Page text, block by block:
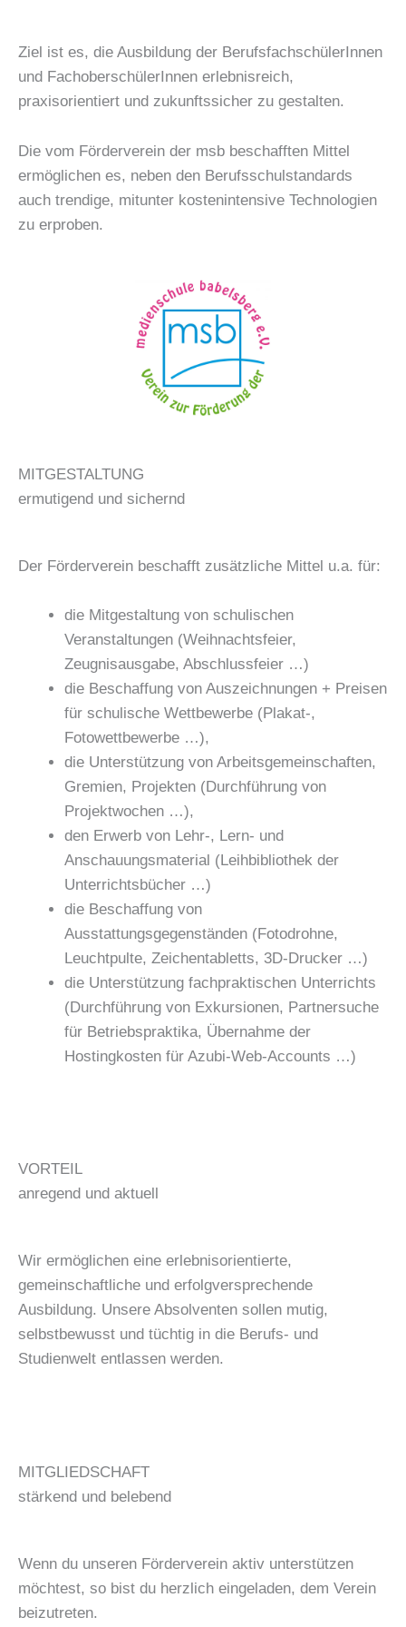
Ziel ist es, die Ausbildung der BerufsfachschülerInnen
und FachoberschülerInnen erlebnisreich,
praxisorientiert und zukunftssicher zu gestalten.
Die vom Förderverein der msb beschafften Mittel
ermöglichen es, neben den Berufsschulstandards
auch trendige, mitunter kostenintensive Technologien
zu erproben.
MITGESTALTUNG
ermutigend und sichernd
Der Förderverein beschafft zusätzliche Mittel u.a. für:
die Mitgestaltung von schulischen
Veranstaltungen (Weihnachtsfeier,
Zeugnisausgabe, Abschlussfeier …)
die Beschaffung von Auszeichnungen + Preisen
für schulische Wettbewerbe (Plakat-,
Fotowettbewerbe …),
die Unterstützung von Arbeitsgemeinschaften,
Gremien, Projekten (Durchführung von
Projektwochen …),
den Erwerb von Lehr-, Lern- und
Anschauungsmaterial (Leihbibliothek der
Unterrichtsbücher …)
die Beschaffung von
Ausstattungsgegenständen (Fotodrohne,
Leuchtpulte, Zeichentabletts, 3D-Drucker …)
die Unterstützung fachpraktischen Unterrichts
(Durchführung von Exkursionen, Partnersuche
für Betriebspraktika, Übernahme der
Hostingkosten für Azubi-Web-Accounts …)
VORTEIL
anregend und aktuell
Wir ermöglichen eine erlebnisorientierte,
gemeinschaftliche und erfolgversprechende
Ausbildung. Unsere Absolventen sollen mutig,
selbstbewusst und tüchtig in die Berufs- und
Studienwelt entlassen werden.
MITGLIEDSCHAFT
stärkend und belebend
Wenn du unseren Förderverein aktiv unterstützen
möchtest, so bist du herzlich eingeladen, dem Verein
beizutreten.